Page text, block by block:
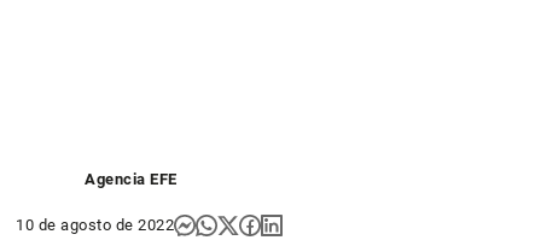
Agencia EFE
10 de agosto de 2022